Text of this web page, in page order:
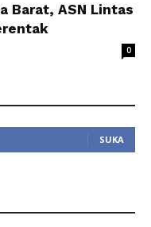
Barat, ASN Lintas
0
SUKA